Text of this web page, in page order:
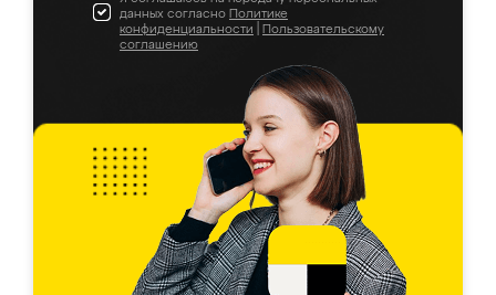
данных согласно Политике
конфиденциальности
Пользовательскому
соглашению